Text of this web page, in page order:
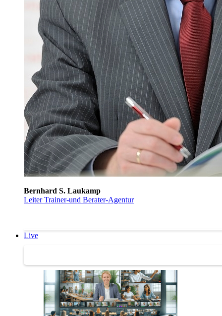
Bernhard S. Laukamp
Leiter Trainer-und Berater-Agentur
Live